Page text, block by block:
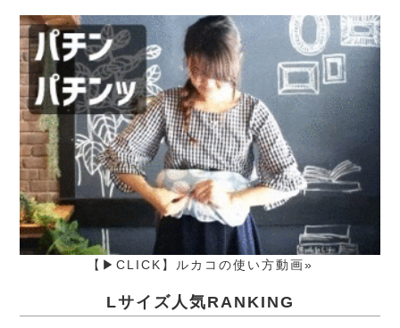
【▶CLICK】ルカコの使い方動画»
Lサイズ人気RANKING